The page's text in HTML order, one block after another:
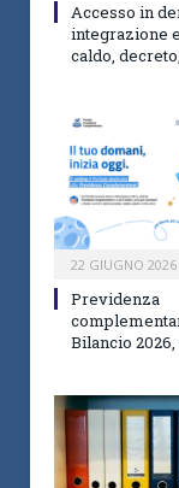
Accesso in
integrazione
caldo,
22 GIUGNO 2026
Previdenza
Bilancio 2026,